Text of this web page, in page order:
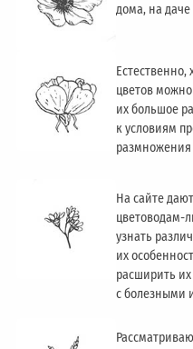
дома, на
Естественно,
цветов
их большое
к условиям
размножения
На сайте
цветоводам-
узнать
их
расширить
с болезными